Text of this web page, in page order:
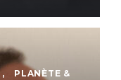
,
PLANÈTE &